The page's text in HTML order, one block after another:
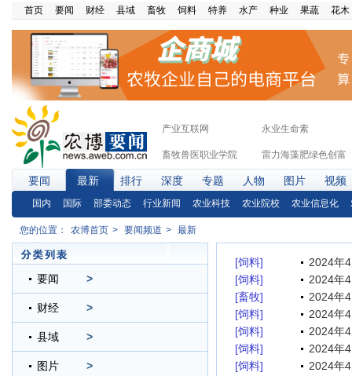
首页 要闻 财经 县域 畜牧 饲料 特养 水产 种业 果蔬 花木
产业互联网 永业生命素
畜牧兽医职业学院 雷力海藻肥绿色创富
要闻 最新 排行 深度 专题 人物 图片 视频
国内 国际 部委动态 行业新闻 农业科技 农业院校 农业信息化
您的位置： 农博首页 > 要闻频道 > 最新
[饲料]
2024年
[饲料]
2024年
[畜牧]
2024年
[饲料]
2024年
[饲料]
2024年
[饲料]
2024年
[饲料]
2024年
要闻 >
财经 >
县域 >
图片 >